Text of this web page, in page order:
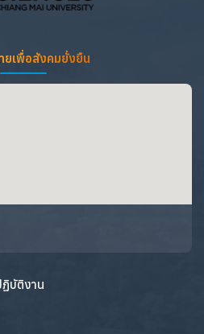
ยเพื่อสังคมยั่งยืน
บัติงาน